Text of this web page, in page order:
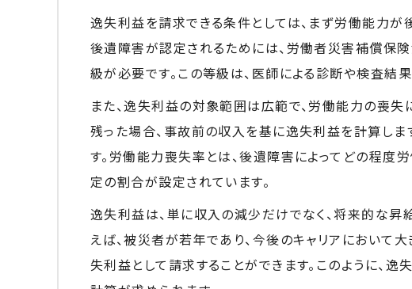
逸失利益を請求できる条件としては、まず労働能力が
後遺障害が認定されるためには、労働者災害補償保
級が必要です。この等級は、医師による診断や検査結
また、逸失利益の対象範囲は広範で、労働能力の喪失
残った場合、事故前の収入を基に逸失利益を計算し
す。労働能力喪失率とは、後遺障害によってどの程
定の割合が設定されています。
逸失利益は、単に収入の減少だけでなく、将来的な
えば、被災者が若年であり、今後のキャリアにおい
失利益として請求することができます。このように、